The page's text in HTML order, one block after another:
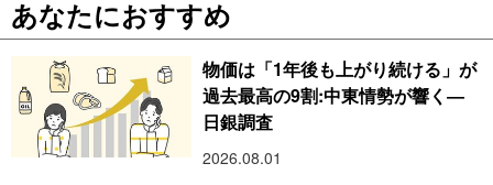
あなたにおすすめ
物価は「1年後も上がり続ける」が
過去最高の9割:中東情勢が響く―
日銀調査
2026.08.01